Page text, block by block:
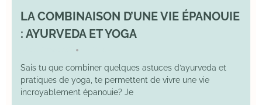
LA COMBINAISON D’UNE VIE ÉPANOUIE
: AYURVEDA ET YOGA
•
Sais tu que combiner quelques astuces d’ayurveda et
pratiques de yoga, te permettent de vivre une vie
incroyablement épanouie? Je